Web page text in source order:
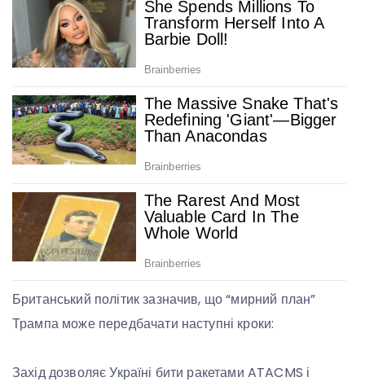
Британський політик зазначив, що “мирний план”
Трампа може передбачати наступні кроки:
Захід дозволяє Україні бити ракетами ATACMS і